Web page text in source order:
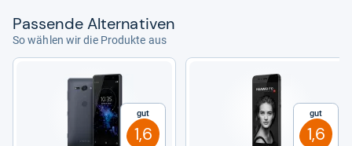
Pas­sende Alter­na­ti­ven
So wählen wir die Produkte aus
Gut
1,6
Gut
1,6